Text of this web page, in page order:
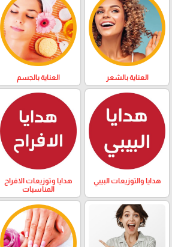
العناية بالشعر العناية بالجسم
هدايا والتوزيعات البيبي
هدايا وتوزيعات الافراح
المناسبات